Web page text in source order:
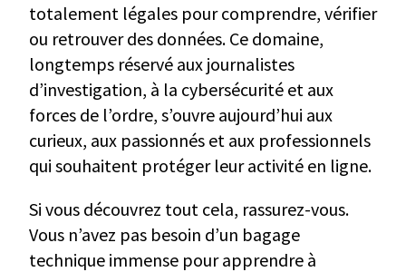
totalement légales pour comprendre, vérifier
ou retrouver des données. Ce domaine,
longtemps réservé aux journalistes
d’investigation, à la cybersécurité et aux
forces de l’ordre, s’ouvre aujourd’hui aux
curieux, aux passionnés et aux professionnels
qui souhaitent protéger leur activité en ligne.
Si vous découvrez tout cela, rassurez-vous.
Vous n’avez pas besoin d’un bagage
technique immense pour apprendre à